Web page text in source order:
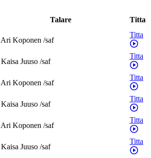
Talare Titta
Ari Koponen /saf
Titta
Kaisa Juuso /saf
Titta
Ari Koponen /saf
Titta
Kaisa Juuso /saf
Titta
Ari Koponen /saf
Titta
Kaisa Juuso /saf
Titta